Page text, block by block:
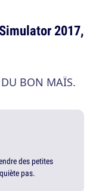
2017,
BON MAÏS.
des petites
pas.